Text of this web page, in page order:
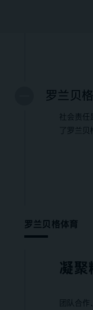
罗兰贝
社会责任
了罗兰
罗兰贝格体育
凝聚
团队合作